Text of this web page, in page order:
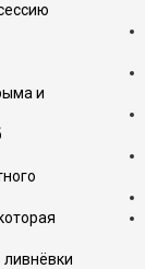
и
ливнёвки